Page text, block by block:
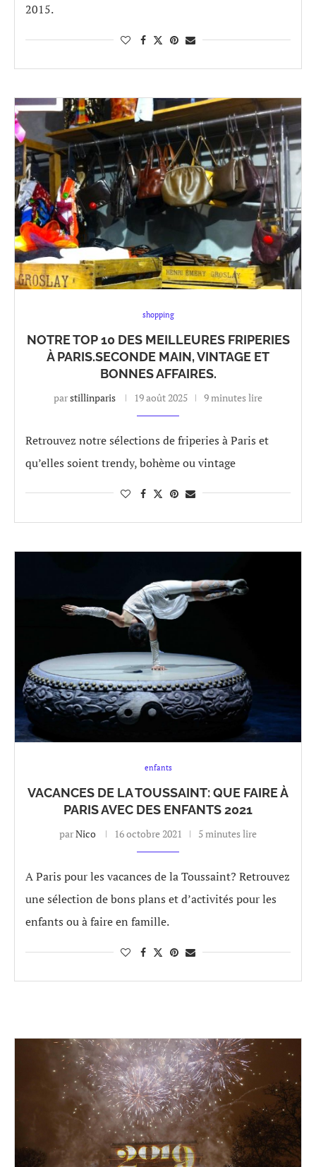
2015.
shopping
NOTRE TOP 10 DES MEILLEURES FRIPERIES
À PARIS.SECONDE MAIN, VINTAGE ET
BONNES AFFAIRES.
parstillinparis 19 août 2025 9 minutes lire
Retrouvez notre sélections de friperies à Paris et
qu’elles soient trendy, bohème ou vintage
enfants
VACANCES DE LA TOUSSAINT: QUE FAIRE À
PARIS AVEC DES ENFANTS 2021
parNico 16 octobre 2021 5 minutes lire
A Paris pour les vacances de la Toussaint? Retrouvez
une sélection de bons plans et d’activités pour les
enfants ou à faire en famille.